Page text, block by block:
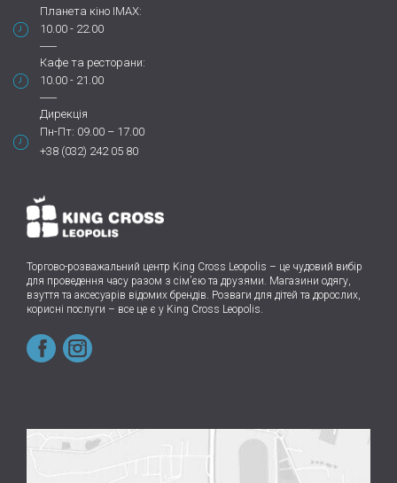
Планета кіно IMAX:
10.00 - 22.00
Кафе та ресторани:
10.00 - 21.00
Дирекція
Пн-Пт: 09.00 – 17.00
+38 (032) 242 05 80
Торгово-розважальний центр King Cross Leopolis – це чудовий вибір
для проведення часу разом з сім’єю та друзями. Магазини одягу,
взуття та аксесуарів відомих брендів. Розваги для дітей та дорослих,
корисні послуги – все це є у King Cross Leopolis.